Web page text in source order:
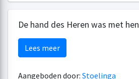
De hand des Heren was met hen
Lees meer
Aangeboden door: Stoelinga